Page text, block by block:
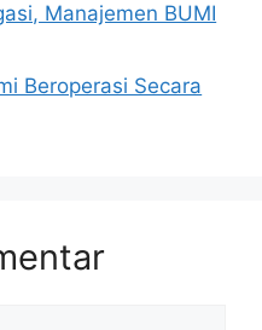
Manajemen BUMI
Beroperasi Secara